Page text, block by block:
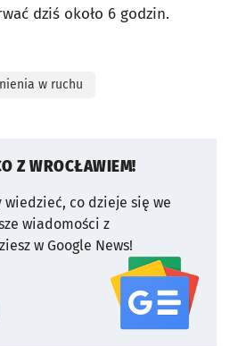
dziś około 6 godzin.
w ruchu
Z WROCŁAWIEM!
wiedzieć, co dzieje się we
wiadomości z
w Google News!
serwisu